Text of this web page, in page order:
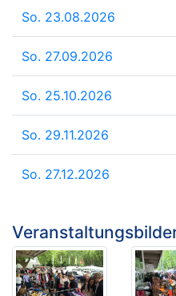
So. 23.08.2026
So. 27.09.2026
So. 25.10.2026
So. 29.11.2026
So. 27.12.2026